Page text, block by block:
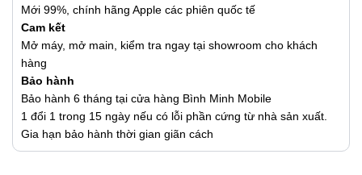
Mới 99%, chính hãng Apple các phiên quốc tế
Cam kết
Mở máy, mở main, kiểm tra ngay tại showroom cho khách
hàng
Bảo hành
Bảo hành 6 tháng tại cửa hàng Bình Minh Mobile
1 đổi 1 trong 15 ngày nếu có lỗi phần cứng từ nhà sản xuất.
Gia hạn bảo hành thời gian giãn cách